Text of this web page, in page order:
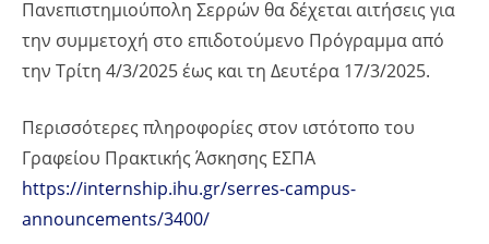
Πανεπιστημιούπολη Σερρών θα δέχεται αιτήσεις για
την συμμετοχή στο επιδοτούμενο Πρόγραμμα από
την Τρίτη 4/3/2025 έως και τη Δευτέρα 17/3/2025.
Περισσότερες πληροφορίες στον ιστότοπο του
Γραφείου Πρακτικής Άσκησης ΕΣΠΑ
https://internship.ihu.gr/serres-campus-
announcements/3400/